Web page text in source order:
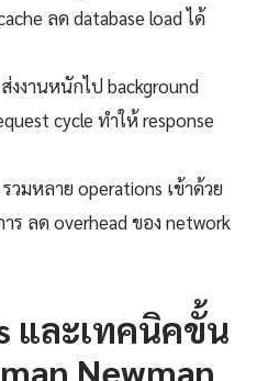
ลด database load ได้
งงานหนักไป background
cycle ทำให้ response
วมหลาย operations เข้าด้วย
ร ลด overhead ของ network
และเทคนิคขั้น
Newman